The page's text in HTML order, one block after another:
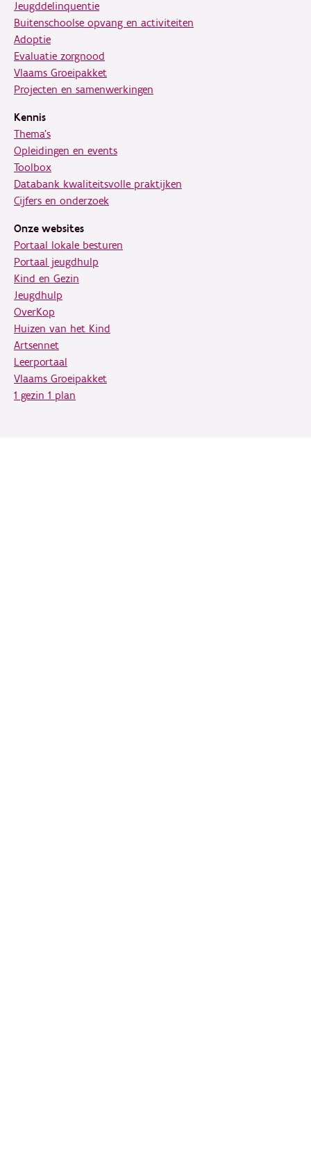
Jeugddelinquentie
Buitenschoolse opvang en activiteiten
Adoptie
Evaluatie zorgnood
Vlaams Groeipakket
Projecten en samenwerkingen
Kennis
Thema's
Opleidingen en events
Toolbox
Databank kwaliteitsvolle praktijken
Cijfers en onderzoek
Onze websites
Portaal lokale besturen
Portaal jeugdhulp
Kind en Gezin
Jeugdhulp
OverKop
Huizen van het Kind
Artsennet
Leerportaal
Vlaams Groeipakket
1 gezin 1 plan